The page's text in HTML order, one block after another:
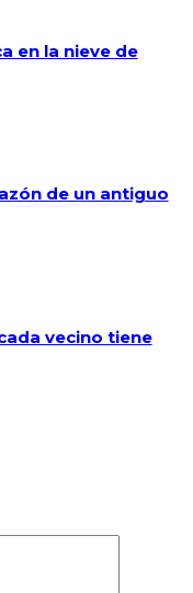
en la nieve de
de un antiguo
vecino tiene